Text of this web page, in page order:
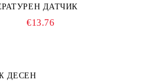
ДАТЧИК
€13.76
ДЕСЕН